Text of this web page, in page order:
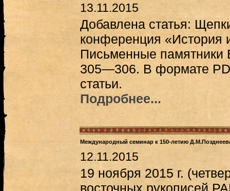
13.11.2015
Добавлена статья:
конференция «История
Письменные памятники
305—306. В формате
статьи.
Подробнее...
Международный семинар к 150-летию
12.11.2015
19 ноября 2015 г.
восточных рукописей